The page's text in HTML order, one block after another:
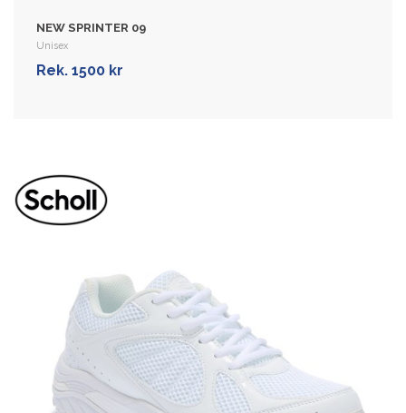
NEW SPRINTER 09
Unisex
Rek. 1500 kr
VIS MER
NEW SPRINTER 23
Unisex